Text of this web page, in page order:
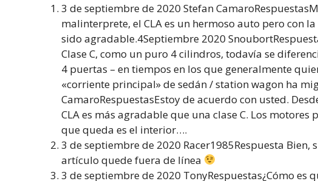
3 de septiembre de 2020 Stefan
malinterprete, el CLA es un hermoso auto pero con
sido agradable.4Septiembre 2020
Clase C, como un puro 4 cilindros, todavía se
4 puertas – en tiempos en los que generalmente
«corriente principal» de sedán / station wagon ha
CamaroRespuestasEstoy de acuerdo con usted.
CLA es más agradable que una clase C. Los
que queda es el interior….
3 de septiembre de 2020 Racer1985Respuesta
artículo quede fuera de línea
3 de septiembre de 2020 TonyRespuestas¿Cómo es